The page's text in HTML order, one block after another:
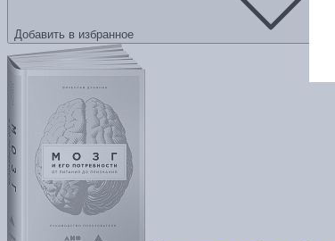
Добавить в избранное